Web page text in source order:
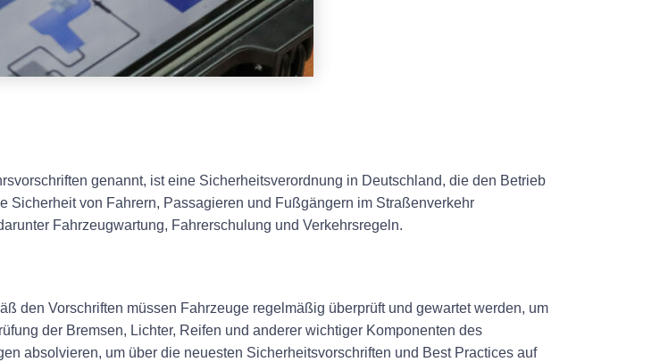
genannt, ist eine Sicherheitsverordnung in Deutschland, die den Betrieb
Sicherheit von Fahrern, Passagieren und Fußgängern im Straßenverkehr
Fahrzeugwartung, Fahrerschulung und Verkehrsregeln.
den Vorschriften müssen Fahrzeuge regelmäßig überprüft und gewartet werden, um
der Bremsen, Lichter, Reifen und anderer wichtiger Komponenten des
absolvieren, um über die neuesten Sicherheitsvorschriften und Best Practices auf